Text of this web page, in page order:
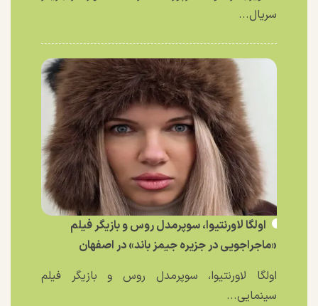
سریال...
اولگا لاورنتیوا، سوپرمدل روس و بازیگر فیلم
«ماجراجویی در جزیره جیمز باند» در اصفهان
اولگا لاورنتیوا، سوپرمدل روس و بازیگر فیلم
سینمایی...